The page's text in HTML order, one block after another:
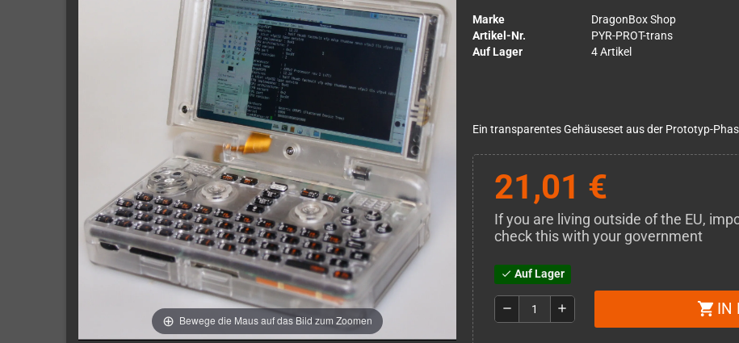
Bewege die Maus auf das Bild zum Zoomen
Marke
DragonBox Shop
Artikel-Nr.
PYR-PROT-trans
Auf Lager
4 Artikel
Ein transparentes Gehäuseset aus der Prototyp-
21,01 €
If you are living outside of the EU,
check this with your government
check Auf Lager
remove add shopping_cart IN